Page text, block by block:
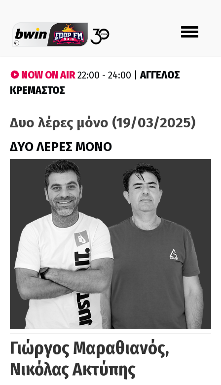
Toggle
navigation
NOW ON AIR22:00 - 24:00 |ΑΓΓΕΛΟΣ
ΚΡΕΜΑΣΤΟΣ
Δυο λέρες μόνο (19/03/2025)
ΔΥΟ ΛΕΡΕΣ ΜΟΝΟ
Γιώργος Μαραθιανός,
Νικόλας Ακτύπης